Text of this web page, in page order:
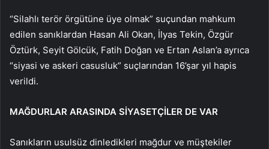
“Silahlı terör örgütüne üye olmak” suçundan mahkum
edilen sanıklardan Hasan Ali Okan, İlyas Tekin, Özgür
Öztürk, Seyit Gölcük, Fatih Doğan ve Ertan Aslan’a ayrıca
“siyasi ve askeri casusluk” suçlarından 16’şar yıl hapis
verildi.
MAĞDURLAR ARASINDA SİYASETÇİLER DE VAR
Sanıkların usulsüz dinledikleri mağdur ve müştekiler